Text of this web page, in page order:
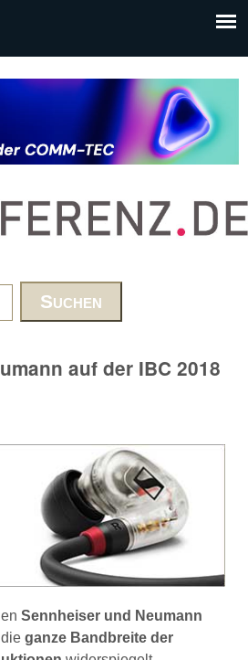
auf der IBC 2018
Sennheiser und Neumann
ganze Bandbreite der